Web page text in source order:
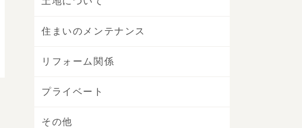
住まいのメンテナンス
リフォーム関係
プライベート
その他